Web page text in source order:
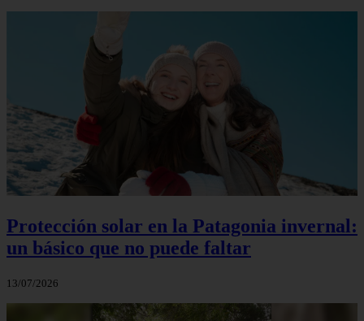
Protección solar en la Patagonia invernal:
un básico que no puede faltar
13/07/2026